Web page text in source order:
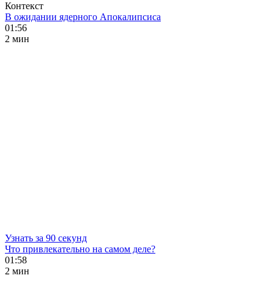
Контекст
В ожидании ядерного Апокалипсиса
01:56
2 мин
Узнать за 90 секунд
Что привлекательно на самом деле?
01:58
2 мин